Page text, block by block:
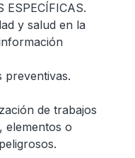
ESPECÍFICAS.
y salud en la
preventivas.
de trabajos
elementos o